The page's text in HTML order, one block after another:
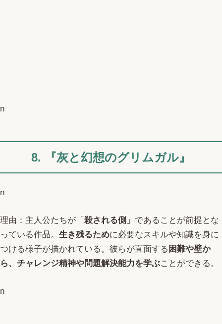
n
8. 『灰と幻想のグリムガル』
n
理由：主人公たちが「 殺される側」 であることが前提とな
っている作品。 生き残るために必要なスキルや知識を身に
つける様子が描かれている。彼らが直面する 困難や壁か
ら、チャレンジ精神や問題解決能力を学ぶことができる。
n